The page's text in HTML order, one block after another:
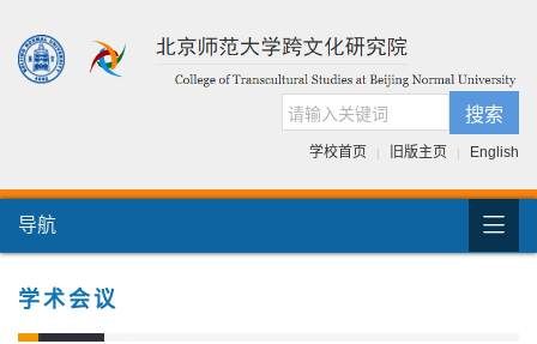
搜索
学校首页 | 旧版主页 | English
导航 
首页
国际交流
学术会议